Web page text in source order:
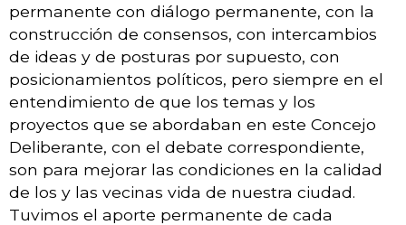
permanente con diálogo permanente, con la
construcción de consensos, con intercambios
de ideas y de posturas por supuesto, con
posicionamientos políticos, pero siempre en el
entendimiento de que los temas y los
proyectos que se abordaban en este Concejo
Deliberante, con el debate correspondiente,
son para mejorar las condiciones en la calidad
de los y las vecinas vida de nuestra ciudad.
Tuvimos el aporte permanente de cada